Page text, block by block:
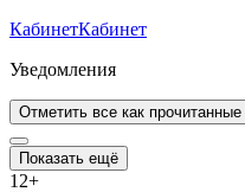
КабинетКабинет
Уведомления
Отметить все как прочитанные
Показать ещё
12+